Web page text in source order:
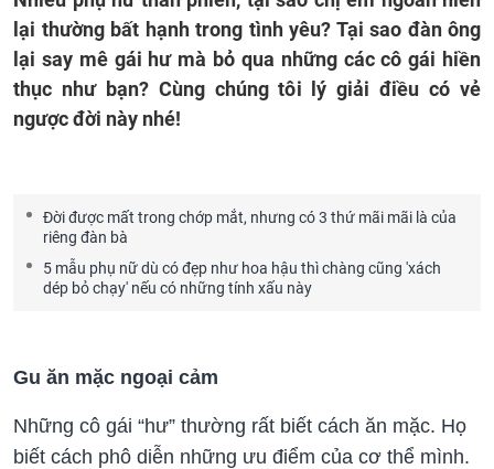
lại thường bất hạnh trong tình yêu? Tại sao đàn ông
lại say mê gái hư mà bỏ qua những các cô gái hiền
thục như bạn? Cùng chúng tôi lý giải điều có vẻ
ngược đời này nhé!
Đời được mất trong chớp mắt, nhưng có 3 thứ mãi mãi là của
riêng đàn bà
5 mẫu phụ nữ dù có đẹp như hoa hậu thì chàng cũng 'xách
dép bỏ chạy' nếu có những tính xấu này
Gu ăn mặc ngoại cảm
Những cô gái “hư” thường rất biết cách ăn mặc. Họ
biết cách phô diễn những ưu điểm của cơ thể mình.